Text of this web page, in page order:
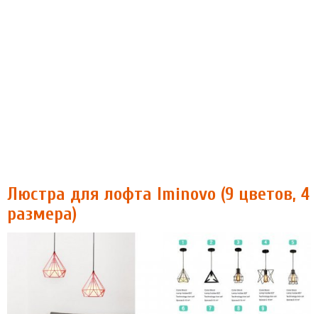
Люстра для лофта Iminovo (9 цветов, 4
размера)